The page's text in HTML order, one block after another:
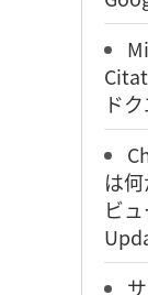
ド
は
ビ